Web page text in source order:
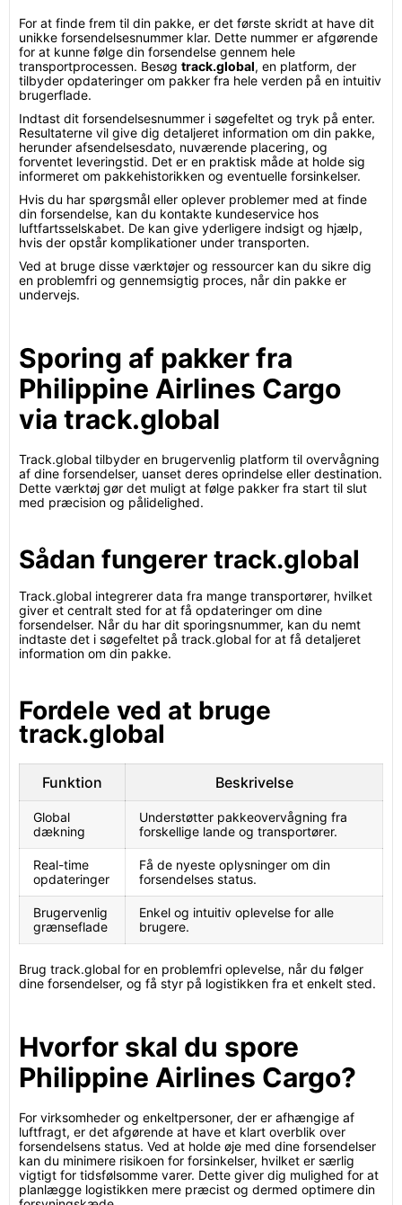
For at finde frem til din pakke, er det første skridt at have dit
unikke forsendelsesnummer klar. Dette nummer er afgørende
for at kunne følge din forsendelse gennem hele
transportprocessen. Besøg track.global, en platform, der
tilbyder opdateringer om pakker fra hele verden på en intuitiv
brugerflade.
Indtast dit forsendelsesnummer i søgefeltet og tryk på enter.
Resultaterne vil give dig detaljeret information om din pakke,
herunder afsendelsesdato, nuværende placering, og
forventet leveringstid. Det er en praktisk måde at holde sig
informeret om pakkehistorikken og eventuelle forsinkelser.
Hvis du har spørgsmål eller oplever problemer med at finde
din forsendelse, kan du kontakte kundeservice hos
luftfartsselskabet. De kan give yderligere indsigt og hjælp,
hvis der opstår komplikationer under transporten.
Ved at bruge disse værktøjer og ressourcer kan du sikre dig
en problemfri og gennemsigtig proces, når din pakke er
undervejs.
Sporing af pakker fra
Philippine Airlines Cargo
via track.global
Track.global tilbyder en brugervenlig platform til overvågning
af dine forsendelser, uanset deres oprindelse eller destination.
Dette værktøj gør det muligt at følge pakker fra start til slut
med præcision og pålidelighed.
Sådan fungerer track.global
Track.global integrerer data fra mange transportører, hvilket
giver et centralt sted for at få opdateringer om dine
forsendelser. Når du har dit sporingsnummer, kan du nemt
indtaste det i søgefeltet på track.global for at få detaljeret
information om din pakke.
Fordele ved at bruge
track.global
Funktion Beskrivelse
Global
dækning
Understøtter pakkeovervågning fra
forskellige lande og transportører.
Real-time
opdateringer
Få de nyeste oplysninger om din
forsendelses status.
Brugervenlig
grænseflade
Enkel og intuitiv oplevelse for alle
brugere.
Brug track.global for en problemfri oplevelse, når du følger
dine forsendelser, og få styr på logistikken fra et enkelt sted.
Hvorfor skal du spore
Philippine Airlines Cargo?
For virksomheder og enkeltpersoner, der er afhængige af
luftfragt, er det afgørende at have et klart overblik over
forsendelsens status. Ved at holde øje med dine forsendelser
kan du minimere risikoen for forsinkelser, hvilket er særlig
vigtigt for tidsfølsomme varer. Dette giver dig mulighed for at
planlægge logistikken mere præcist og dermed optimere din